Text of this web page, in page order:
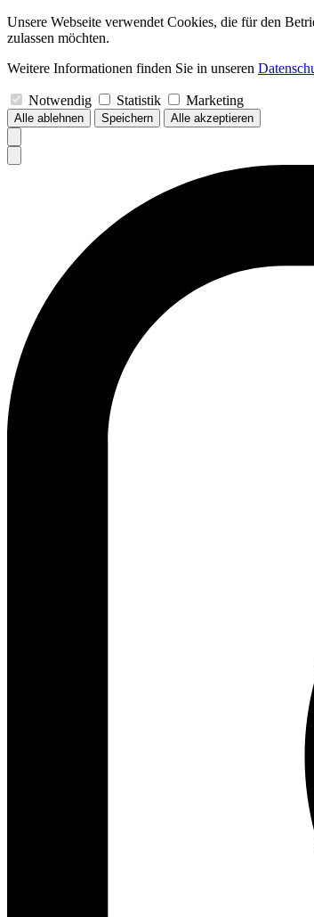
Unsere Webseite verwendet Cookies, die für den
zulassen möchten.
Weitere Informationen finden Sie in unseren
Notwendig Statistik Marketing
Alle ablehnen Speichern Alle akzeptieren